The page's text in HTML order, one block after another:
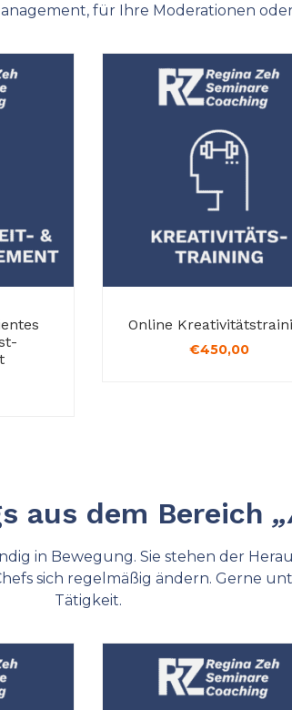
für Ihre Moderationen
Online
€450,00
aus dem Bereich
in Bewegung. Sie stehen der
sich regelmäßig ändern. Gerne
Tätigkeit.